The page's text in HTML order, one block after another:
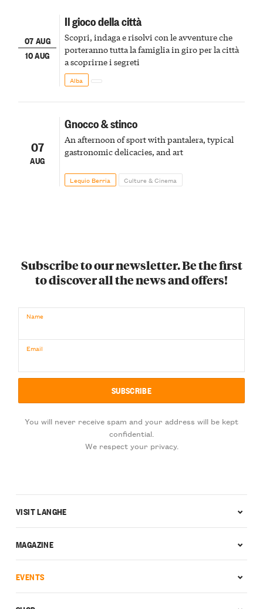
07 AUG
10 AUG
Il gioco della città
Scopri, indaga e risolvi con le avventure che
porteranno tutta la famiglia in giro per la città
a scoprirne i segreti
Alba
07
AUG
Gnocco & stinco
An afternoon of sport with pantalera, typical
gastronomic delicacies, and art
Lequio Berria Culture & Cinema
Subscribe to our newsletter. Be the first
to discover all the news and offers!
Name
Email
You will never receive spam and your address will be kept
confidential.
We respect your privacy.
VISIT LANGHE
MAGAZINE
EVENTS